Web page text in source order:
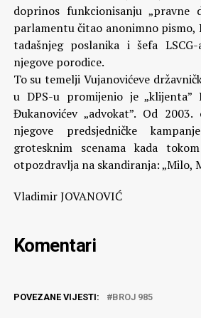
doprinos funkcionisanju „pravne
parlamentu čitao anonimno
tadašnjeg poslanika i šefa
njegove porodice.
To su temelji Vujanovićeve
u DPS-u promijenio je „klijenta”
Đukanovićev „advokat”. Od
njegove predsjedničke
grotesknim scenama kada
otpozdravlja na skandiranja: „Milo,
Vladimir JOVANOVIĆ
Komentari
POVEZANE VIJESTI: BROJ 985